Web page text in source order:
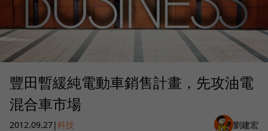
豐田暫緩純電動車銷售計畫，先攻油電
混合車市場
2012.09.27|科技 劉建宏